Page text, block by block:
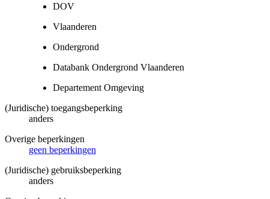
DOV
Vlaanderen
Ondergrond
Databank Ondergrond Vlaanderen
Departement Omgeving
(Juridische) toegangsbeperking
anders
Overige beperkingen
geen beperkingen
(Juridische) gebruiksbeperking
anders